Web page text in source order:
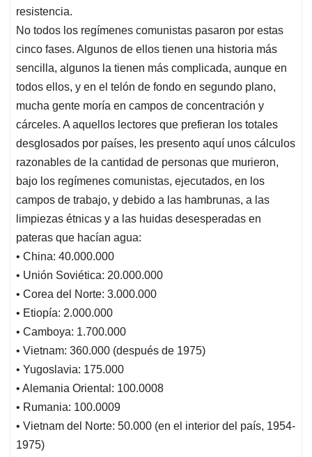
resistencia.
No todos los regímenes comunistas pasaron por estas
cinco fases. Algunos de ellos tienen una historia más
sencilla, algunos la tienen más complicada, aunque en
todos ellos, y en el telón de fondo en segundo plano,
mucha gente moría en campos de concentración y
cárceles. A aquellos lectores que prefieran los totales
desglosados por países, les presento aquí unos cálculos
razonables de la cantidad de personas que murieron,
bajo los regímenes comunistas, ejecutados, en los
campos de trabajo, y debido a las hambrunas, a las
limpiezas étnicas y a las huidas desesperadas en
pateras que hacían agua:
• China: 40.000.000
• Unión Soviética: 20.000.000
• Corea del Norte: 3.000.000
• Etiopía: 2.000.000
• Camboya: 1.700.000
• Vietnam: 360.000 (después de 1975)
• Yugoslavia: 175.000
• Alemania Oriental: 100.0008
• Rumania: 100.0009
• Vietnam del Norte: 50.000 (en el interior del país, 1954-
1975)